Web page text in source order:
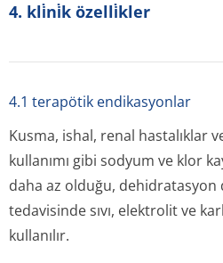
4. kli̇ni̇k özelli̇kler
4.1 terapötik endikasyonlar
Kusma, ishal, renal hastalıklar
kullanımı gibi sodyum ve klor
daha az olduğu, dehidratasyon
tedavisinde sıvı, elektrolit ve
kullanılır.